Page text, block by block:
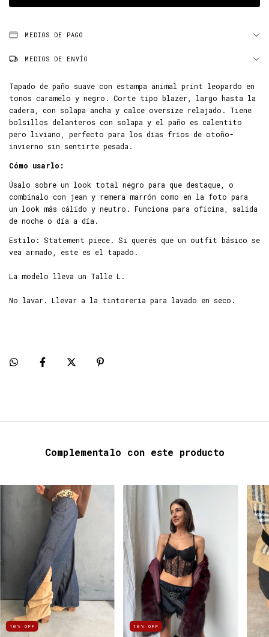
MEDIOS DE PAGO
MEDIOS DE ENVÍO
Tapado de paño suave con estampa animal print leopardo en
tonos caramelo y negro. Corte tipo blazer, largo hasta la
cadera, con solapa ancha y calce oversize relajado. Tiene
bolsillos delanteros con solapa y el paño es calentito
pero liviano, perfecto para los días fríos de otoño-
invierno sin sentirte pesada.
Cómo usarlo:
Úsalo sobre un look total negro para que destaque, o
combínalo con jean y remera marrón como en la foto para
un look más cálido y neutro. Funciona para oficina, salida
de noche o día a día.
Estilo: Statement piece. Si querés que un outfit básico se
vea armado, este es el tapado.
La modelo lleva un Talle L.
No lavar. Llevar a la tintorería para lavado en seco.
Complementalo con este producto
10 % OFF 10 % OFF